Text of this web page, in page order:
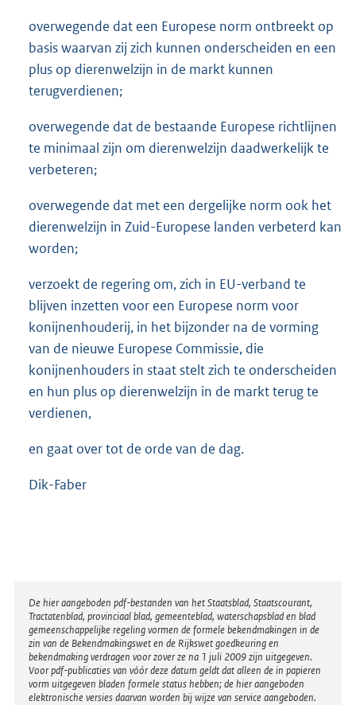
overwegende dat een Europese norm ontbreekt op
basis waarvan zij zich kunnen onderscheiden en een
plus op dierenwelzijn in de markt kunnen
terugverdienen;
overwegende dat de bestaande Europese richtlijnen
te minimaal zijn om dierenwelzijn daadwerkelijk te
verbeteren;
overwegende dat met een dergelijke norm ook het
dierenwelzijn in Zuid-Europese landen verbeterd kan
worden;
verzoekt de regering om, zich in EU-verband te
blijven inzetten voor een Europese norm voor
konijnenhouderij, in het bijzonder na de vorming
van de nieuwe Europese Commissie, die
konijnenhouders in staat stelt zich te onderscheiden
en hun plus op dierenwelzijn in de markt terug te
verdienen,
en gaat over tot de orde van de dag.
Dik-Faber
Disclaimer
De hier aangeboden pdf-bestanden van het Staatsblad, Staatscourant,
Tractatenblad, provinciaal blad, gemeenteblad, waterschapsblad en blad
gemeenschappelijke regeling vormen de formele bekendmakingen in de
zin van de Bekendmakingswet en de Rijkswet goedkeuring en
bekendmaking verdragen voor zover ze na 1 juli 2009 zijn uitgegeven.
Voor pdf-publicaties van vóór deze datum geldt dat alleen de in papieren
vorm uitgegeven bladen formele status hebben; de hier aangeboden
elektronische versies daarvan worden bij wijze van service aangeboden.